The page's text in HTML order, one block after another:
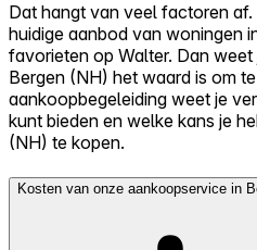
Dat hangt van veel factoren
huidige aanbod van woningen
favorieten op Walter. Dan
Bergen (NH) het waard is om
aankoopbegeleiding weet je
kunt bieden en welke kans je
(NH) te kopen.
Kosten van onze aankoopservice in